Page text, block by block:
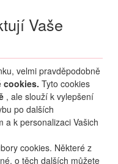
Vaše
velmi pravděpodobně
cookies. Tyto cookies
, ale slouží k vylepšení
po dalších
a k personalizaci Vašich
cookies. Některé z
o těch dalších můžete
MojePřihlášení
–